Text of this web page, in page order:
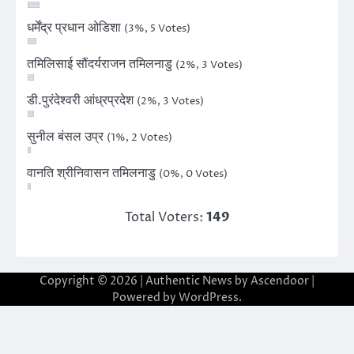
धर्मेंद्र प्रधान ओडिशा (3%, 5 Votes)
तमिलिसाई सौंदर्यराजन तमिलनाडु (2%, 3 Votes)
डी.पुरंदेश्वरी आंध्रप्रदेश (2%, 3 Votes)
सुनील बंसल उप्र (1%, 2 Votes)
वानति श्रीनिवासन तमिलनाडु (0%, 0 Votes)
Total Voters: 149
Copyright © 2026 | Authentic News by Ascendoor
Powered by WordPress.